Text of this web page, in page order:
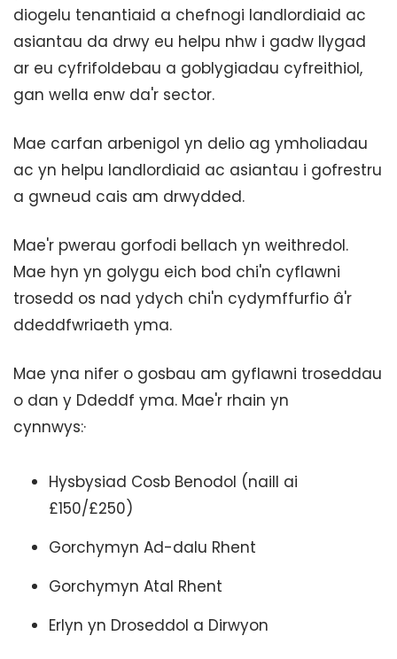
diogelu tenantiaid a chefnogi landlordiaid ac
asiantau da drwy eu helpu nhw i gadw llygad
ar eu cyfrifoldebau a goblygiadau cyfreithiol,
gan wella enw da'r sector.
Mae carfan arbenigol yn delio ag ymholiadau
ac yn helpu landlordiaid ac asiantau i gofrestru
a gwneud cais am drwydded.
Mae'r pwerau gorfodi bellach yn weithredol.
Mae hyn yn golygu eich bod chi'n cyflawni
trosedd os nad ydych chi'n cydymffurfio â'r
ddeddfwriaeth yma.
Mae yna nifer o gosbau am gyflawni troseddau
o dan y Ddeddf yma. Mae'r rhain yn
cynnwys:·
Hysbysiad Cosb Benodol (naill ai
£150/£250)
Gorchymyn Ad-dalu Rhent
Gorchymyn Atal Rhent
Erlyn yn Droseddol a Dirwyon